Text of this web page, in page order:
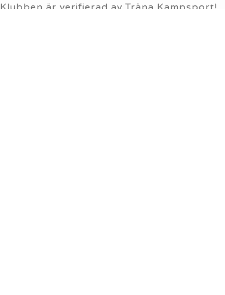
Klubben är verifierad av Träna Kampsport!